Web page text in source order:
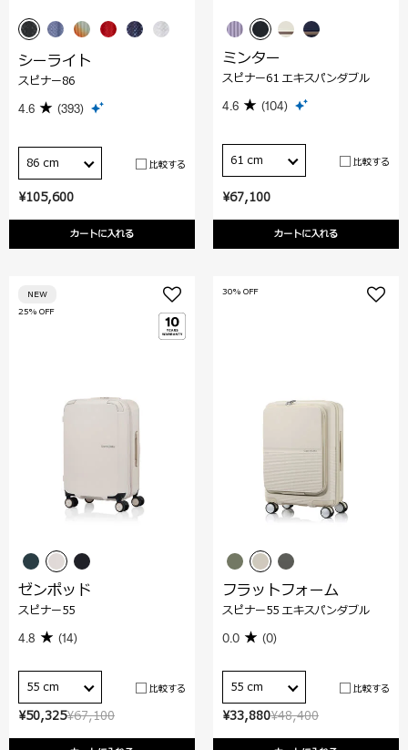
¥105,600
カートに入れる
シーライト
スピナー86
4.6 (393)
86 cm 比較する
¥67,100
カートに入れる
ミンター
スピナー61 エキスパンダブル
4.6 (104)
61 cm 比較する
¥67,100
¥50,325
25% OFF
NEW
ゼンポッド
スピナー55
4.8 (14)
55 cm 比較する
¥48,400
¥33,880
30% OFF
フラットフォーム
スピナー55 エキスパンダブル
0.0 (0)
55 cm 比較する